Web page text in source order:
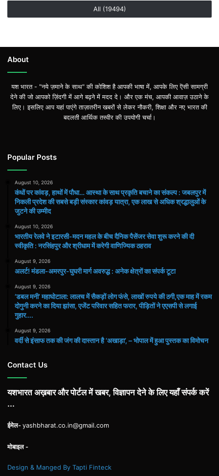
All (19494)
About
यश भारत - "नये ज़माने के साथ" की कोशिश है आपकी भाषा में, आपके लिए ऎसी सामग्री
देने की जो आपको ज़िंदगी में आगे बढ़ने में मदद दे। और एक मंच, आपकी आवाज़ उठाने के
लिए। इसलिए आप यहां पाएंगे ताज़ातरीन खबरों से लेकर नौकरी, शिक्षा और नए भारत की
बदलती आर्थिक तस्वीर की उपयोगी चर्चा।
Popular Posts
August 10, 2026
कंधों पर कांवड़, हाथों में पौधा… आस्था के साथ प्रकृति बचाने का संकल्प : जबलपुर में
निकली प्रदेश की सबसे बड़ी संस्कार कांवड़ यात्रा, एक लाख से अधिक श्रद्धालुओं के
जुटने की उम्मीद
August 10, 2026
भारतीय रेलवे ने इटारसी-मदन महल के बीच दैनिक पैसेंजर सेवा शुरू करने की दी
स्वीकृति : नरसिंहपुर और श्रीधाम में करेगी वाणिज्यिक ठहराव
August 9, 2026
अलर्ट! मंडला-अमरपुर-घुघरी मार्ग अवरुद्ध : अनेक क्षेत्रों का संपर्क टूटा
August 9, 2026
​’डबल मनी’ महाघोटाला: लालच में सैकड़ों लोग फंसे, लाखों रुपये की ठगी,एक माह में रकम
दोगुनी करने का दिया झांसा, एजेंट परिवार सहित फरार, पीड़ितों ने एएसपी से लगाई
गुहार….
August 9, 2026
वर्दी से इंसाफ तक की जंग की दास्तान है ‘अखाड़ा’, – भोपाल में हुआ पुस्तक का विमोचन
Contact Us
यशभारत अख़बार और पोर्टल में खबर, विज्ञापन देने के लिए यहाँ संपर्क करें
...
ईमेल-yashbharat.co.in@gmail.com
मोबाइल -
Design & Manged By Tapti Finteck